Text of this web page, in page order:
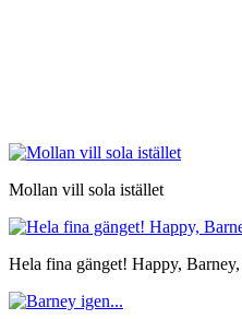
Mollan vill sola istället
Hela fina gänget! Happy,